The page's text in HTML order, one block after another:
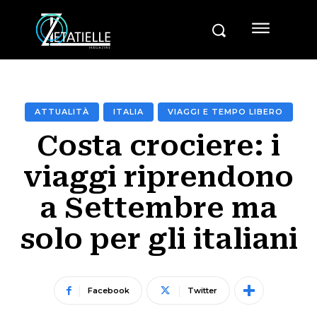
ATTUALITÀ ITALIA VIAGGI E TEMPO LIBERO
Costa crociere: i
viaggi riprendono
a Settembre ma
solo per gli italiani
Facebook Twitter